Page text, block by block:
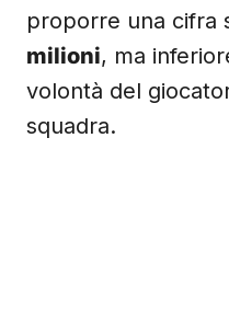
proporre una cifra
milioni, ma
volontà del
squadra.